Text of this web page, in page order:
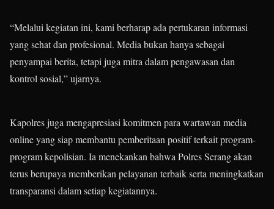
“Melalui kegiatan ini, kami berharap ada pertukaran informasi
yang sehat dan profesional. Media bukan hanya sebagai
penyampai berita, tetapi juga mitra dalam pengawasan dan
kontrol sosial,” ujarnya.
Kapolres juga mengapresiasi komitmen para wartawan media
online yang siap membantu pemberitaan positif terkait program-
program kepolisian. Ia menekankan bahwa Polres Serang akan
terus berupaya memberikan pelayanan terbaik serta meningkatkan
transparansi dalam setiap kegiatannya.